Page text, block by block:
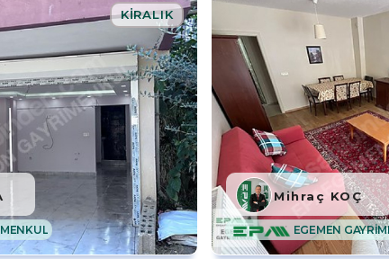
KIRALIK
EGEMEN
Mihraç KOÇ